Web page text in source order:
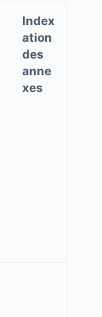
Index
ation
des
anne
xes